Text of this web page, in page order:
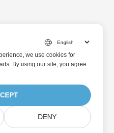
we use cookies for
By using our site, you agree
DENY